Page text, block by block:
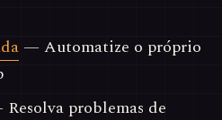
— Automatize o próprio
problemas de